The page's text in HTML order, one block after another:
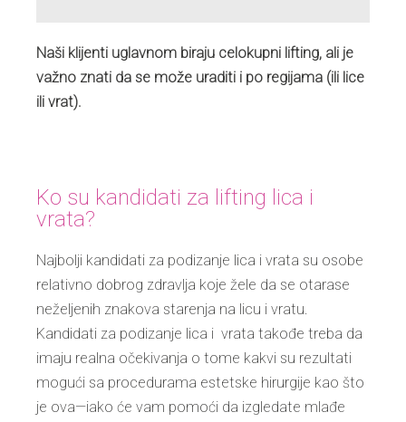
Naši klijenti uglavnom biraju celokupni lifting, ali je
važno znati da se može uraditi i po regijama (ili lice
ili vrat).
Ko su kandidati za lifting lica i
vrata?
Najbolji kandidati za podizanje lica i vrata su osobe
relativno dobrog zdravlja koje žele da se otarase
neželjenih znakova starenja na licu i vratu.
Kandidati za podizanje lica i vrata takođe treba da
imaju realna očekivanja o tome kakvi su rezultati
mogući sa procedurama estetske hirurgije kao što
je ova—iako će vam pomoći da izgledate mlađe